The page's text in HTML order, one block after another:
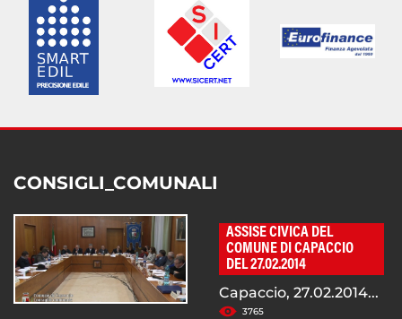
CONSIGLI_COMUNALI
ASSISE CIVICA DEL
COMUNE DI CAPACCIO
DEL 27.02.2014
Capaccio, 27.02.2014...
3765